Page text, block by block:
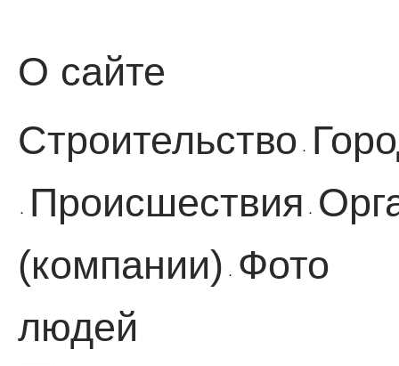
О сайте
Строительство ·
· Происшествия ·
(компании)
·
Фото
людей